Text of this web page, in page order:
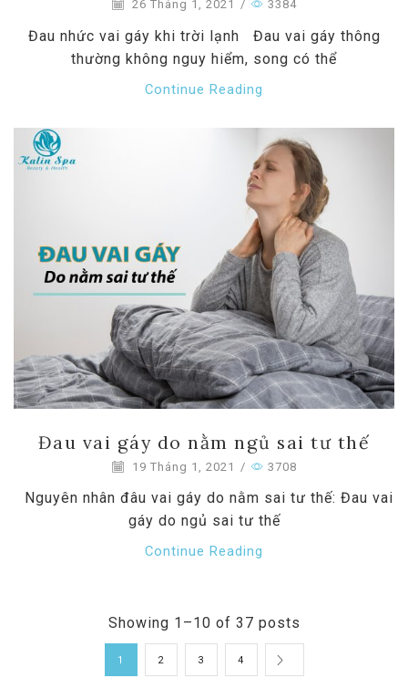
26 Tháng 1, 2021 / 3384
Đau nhức vai gáy khi trời lạnh Đau vai gáy thông
thường không nguy hiểm, song có thể
Continue Reading
Đau vai gáy do nằm ngủ sai tư thế
19 Tháng 1, 2021 / 3708
Nguyên nhân đâu vai gáy do nằm sai tư thế: Đau vai
gáy do ngủ sai tư thế
Continue Reading
Showing 1–10 of 37 posts
1 2 3 4